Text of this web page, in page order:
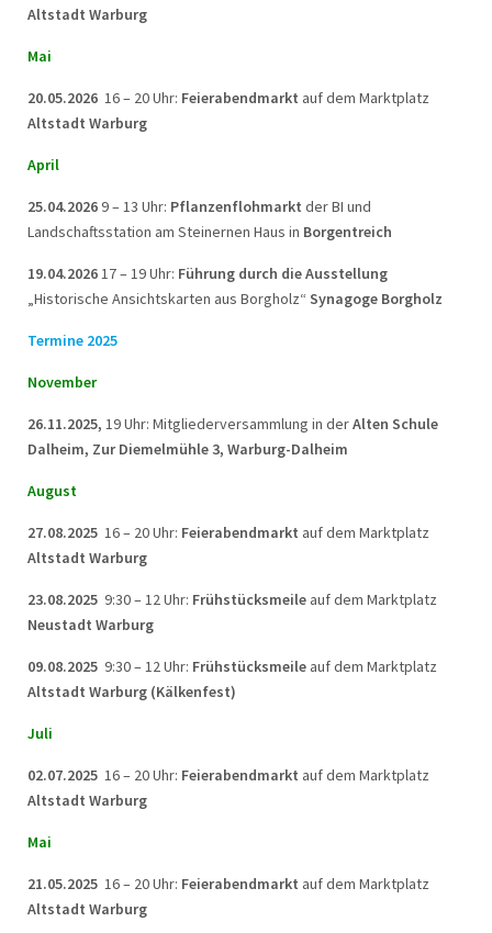
Altstadt Warburg
Mai
20.05.2026 16 – 20 Uhr: Feierabendmarkt auf dem Marktplatz
Altstadt Warburg
April
25.04.20269 – 13 Uhr: Pflanzenflohmarkt der BI und
Landschaftsstation am Steinernen Haus in Borgentreich
19.04.202617 – 19 Uhr: Führung durch die Ausstellung
„Historische Ansichtskarten aus Borgholz“ Synagoge Borgholz
Termine 2025
November
26.11.2025, 19 Uhr: Mitgliederversammlung in derAlten Schule
Dalheim, Zur Diemelmühle 3, Warburg-Dalheim
August
27.08.2025 16 – 20 Uhr: Feierabendmarkt auf dem Marktplatz
Altstadt Warburg
23.08.2025 9:30 – 12 Uhr: Frühstücksmeile auf dem Marktplatz
Neustadt Warburg
09.08.2025 9:30 – 12 Uhr: Frühstücksmeile auf dem Marktplatz
Altstadt Warburg (Kälkenfest)
Juli
02.07.2025 16 – 20 Uhr: Feierabendmarkt auf dem Marktplatz
Altstadt Warburg
Mai
21.05.2025 16 – 20 Uhr: Feierabendmarkt auf dem Marktplatz
Altstadt Warburg